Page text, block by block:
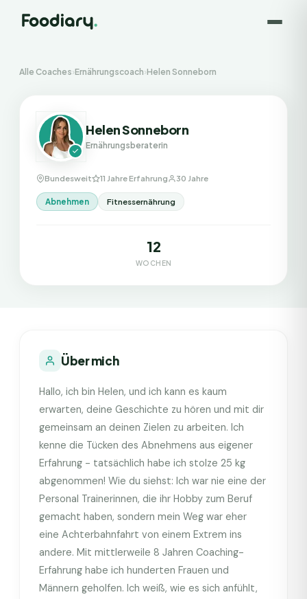
Alle Coaches›Ernährungscoach›Helen Sonneborn
Helen Sonneborn
Ernährungsberaterin
Bundesweit 11 Jahre Erfahrung 30 Jahre
Abnehmen Fitnessernährung
12
WOCHEN
Über mich
Hallo, ich bin Helen, und ich kann es kaum
erwarten, deine Geschichte zu hören und mit dir
gemeinsam an deinen Zielen zu arbeiten. Ich
kenne die Tücken des Abnehmens aus eigener
Erfahrung - tatsächlich habe ich stolze 25 kg
abgenommen! Wie du siehst: Ich war nie eine der
Personal Trainerinnen, die ihr Hobby zum Beruf
gemacht haben, sondern mein Weg war eher
eine Achterbahnfahrt von einem Extrem ins
andere. Mit mittlerweile 8 Jahren Coaching-
Erfahrung habe ich hunderten Frauen und
Männern geholfen. Ich weiß, wie es sich anfühlt,